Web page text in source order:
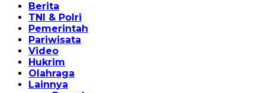
Berita
TNI & Polri
Pemerintah
Pariwisata
Video
Hukrim
Olahraga
Lainnya